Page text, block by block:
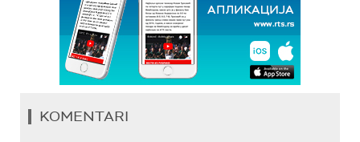
KOMENTARI